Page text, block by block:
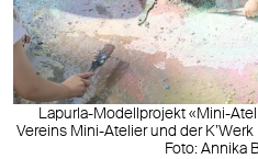
Lapurla-Modellprojekt «Mini-
Vereins Mini-Atelier und der
Foto: Annika